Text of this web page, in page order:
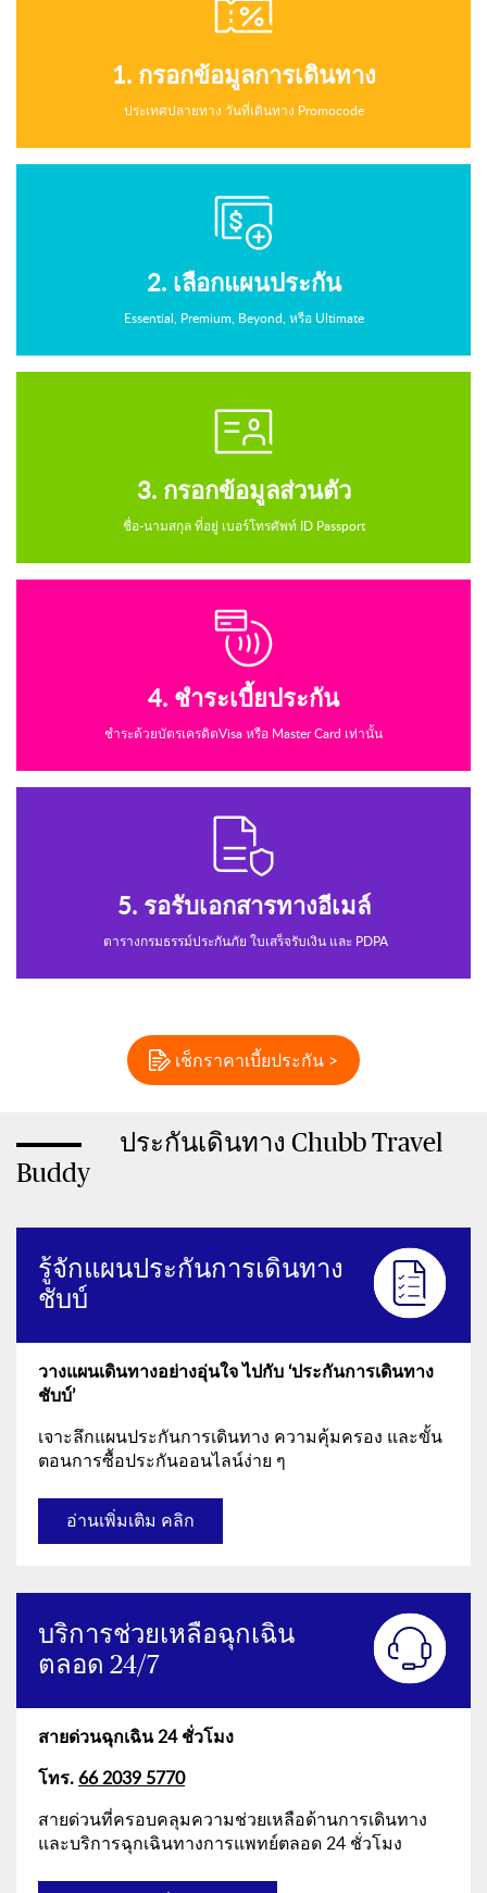
1. กรอกข้อมูลการเดินทาง
ประเทศปลายทาง วันที่เดินทาง Promocode
2. เลือกแผนประกัน
Essential, Premium, Beyond, หรือ Ultimate
3. กรอกข้อมูลส่วนตัว
ชื่อ-นามสกุล ที่อยู่ เบอร์โทรศัพท์ ID Passport
4. ชำระเบี้ยประกัน
ชำระด้วยบัตรเครดิตVisa หรือ Master Card เท่านั้น
5. รอรับเอกสารทางอีเมล์
ตารางกรมธรรม์ประกันภัย ใบเสร็จรับเงิน และ PDPA
เช็กราคาเบี้ยประกัน >
ประกันเดินทาง Chubb Travel
Buddy
รู้จักแผนประกันการเดินทาง
ชับบ์
วางแผนเดินทางอย่างอุ่นใจ ไปกับ ‘ประกันการเดินทาง
ชับบ์’
เจาะลึกแผนประกันการเดินทาง ความคุ้มครอง และขั้น
ตอนการซื้อประกันออนไลน์ง่าย ๆ
อ่านเพิ่มเติม คลิก
บริการช่วยเหลือฉุกเฉิน
ตลอด 24/7
สายด่วนฉุกเฉิน 24 ชั่วโมง
โทร. 66 2039 5770
สายด่วนที่ครอบคลุมความช่วยเหลือด้านการเดินทาง
และบริการฉุกเฉินทางการแพทย์ตลอด 24 ชั่วโมง